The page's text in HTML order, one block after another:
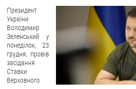
Drone Deals
Фотогалерея
Відеогалерея
ЗВЕРНЕННЯ ГРОМАДЯН
Президент
України
Володимир
Зеленський у
понеділок, 23
грудня, провів
засідання
Ставки
Верховного